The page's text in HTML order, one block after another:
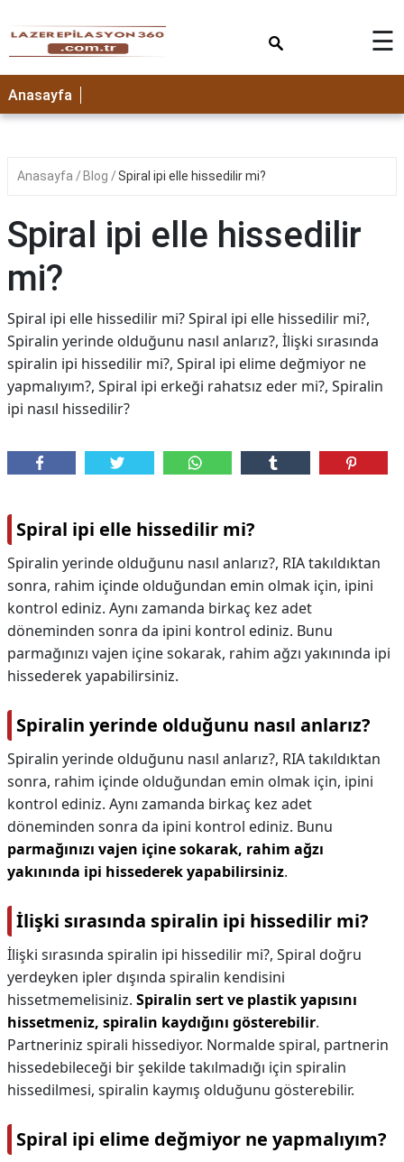
☰
Anasayfa
Anasayfa Blog Spiral ipi elle hissedilir mi?
Spiral ipi elle hissedilir
mi?
Spiral ipi elle hissedilir mi? Spiral ipi elle hissedilir mi?,
Spiralin yerinde olduğunu nasıl anlarız?, İlişki sırasında
spiralin ipi hissedilir mi?, Spiral ipi elime değmiyor ne
yapmalıyım?, Spiral ipi erkeği rahatsız eder mi?, Spiralin
ipi nasıl hissedilir?
Spiral ipi elle hissedilir mi?
Spiralin yerinde olduğunu nasıl anlarız?, RIA takıldıktan
sonra, rahim içinde olduğundan emin olmak için, ipini
kontrol ediniz. Aynı zamanda birkaç kez adet
döneminden sonra da ipini kontrol ediniz. Bunu
parmağınızı vajen içine sokarak, rahim ağzı yakınında ipi
hissederek yapabilirsiniz.
Spiralin yerinde olduğunu nasıl anlarız?
Spiralin yerinde olduğunu nasıl anlarız?, RIA takıldıktan
sonra, rahim içinde olduğundan emin olmak için, ipini
kontrol ediniz. Aynı zamanda birkaç kez adet
döneminden sonra da ipini kontrol ediniz. Bunu
parmağınızı vajen içine sokarak, rahim ağzı
yakınında ipi hissederek yapabilirsiniz.
İlişki sırasında spiralin ipi hissedilir mi?
İlişki sırasında spiralin ipi hissedilir mi?, Spiral doğru
yerdeyken ipler dışında spiralin kendisini
hissetmemelisiniz. Spiralin sert ve plastik yapısını
hissetmeniz, spiralin kaydığını gösterebilir.
Partneriniz spirali hissediyor. Normalde spiral, partnerin
hissedebileceği bir şekilde takılmadığı için spiralin
hissedilmesi, spiralin kaymış olduğunu gösterebilir.
Spiral ipi elime değmiyor ne yapmalıyım?